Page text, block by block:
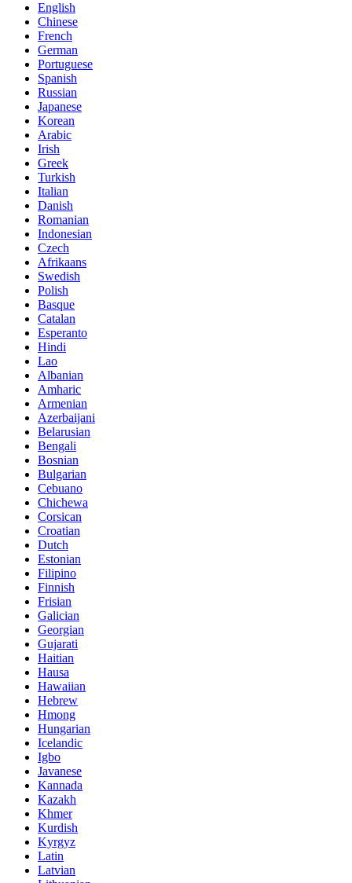
English
Chinese
French
German
Portuguese
Spanish
Russian
Japanese
Korean
Arabic
Irish
Greek
Turkish
Italian
Danish
Romanian
Indonesian
Czech
Afrikaans
Swedish
Polish
Basque
Catalan
Esperanto
Hindi
Lao
Albanian
Amharic
Armenian
Azerbaijani
Belarusian
Bengali
Bosnian
Bulgarian
Cebuano
Chichewa
Corsican
Croatian
Dutch
Estonian
Filipino
Finnish
Frisian
Galician
Georgian
Gujarati
Haitian
Hausa
Hawaiian
Hebrew
Hmong
Hungarian
Icelandic
Igbo
Javanese
Kannada
Kazakh
Khmer
Kurdish
Kyrgyz
Latin
Latvian